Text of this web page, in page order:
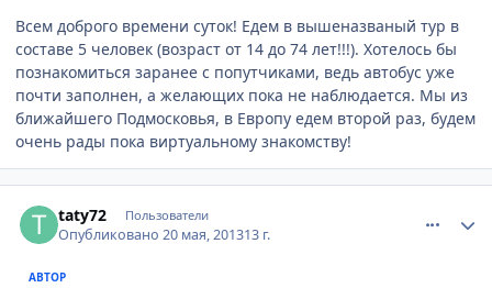
Всем доброго времени суток! Едем в вышеназваный тур в
составе 5 человек (возраст от 14 до 74 лет!!!). Хотелось бы
познакомиться заранее с попутчиками, ведь автобус уже
почти заполнен, а желающих пока не наблюдается. Мы из
ближайшего Подмосковья, в Европу едем второй раз, будем
очень рады пока виртуальному знакомству!
taty72 Пользователи
Опубликовано20 мая, 201313 г.
АВТОР